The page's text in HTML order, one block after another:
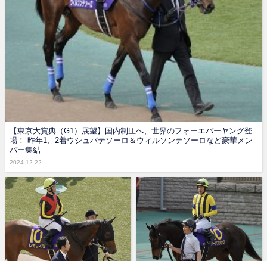
【東京大賞典（G1）展望】国内制圧へ、世界のフォーエバーヤング登
場！ 昨年1、2着ウシュバテソーロ＆ウィルソンテソーロなど豪華メン
バー集結
2024.12.22